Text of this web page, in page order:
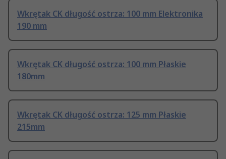
Wkrętak CK długość ostrza: 100 mm Elektronika
190 mm
Wkrętak CK długość ostrza: 100 mm Płaskie
180mm
Wkrętak CK długość ostrza: 125 mm Płaskie
215mm